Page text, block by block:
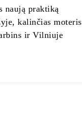
naują praktiką
kalinčias moteris
ir Vilniuje